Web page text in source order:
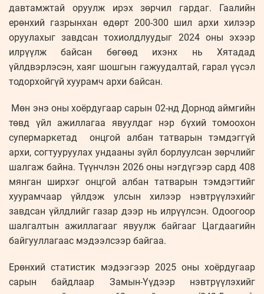
давтамжтай оруулж ирэх зөрчил гардаг. Гаалийн
ерөнхий газрынхан өдөрт 200-300 шил архи хилээр
оруулахыг завдсан тохиолдлуудыг 2024 оны эхээр
илрүүлж байсан бөгөөд ихэнх нь Хятадад
үйлдвэрлэсэн, хаяг шошгын гажуудалтай, гарал үүсэл
тодорхойгүй хуурамч архи байсан.
Мөн энэ оны хоёрдугаар сарын 02-нд Дорнод аймгийн
төвд үйл ажиллагаа явуулдаг нэр бүхий томоохон
супермаркетад онцгой албан татварын тэмдэггүй
архи, согтууруулах ундааны зүйл борлуулсан зөрчлийг
шалгаж байна. Түүнчлэн 2026 оны нэгдүгээр сард 408
мянган ширхэг онцгой албан татварын тэмдэгтийг
хуурамчаар үйлдэж улсын хилээр нэвтрүүлэхийг
завдсан үйлдлийг газар дээр нь илрүүлсэн. Одоогоор
шалгалтын ажиллагааг явуулж байгааг Цагдаагийн
байгууллагаас мэдээлсээр байгаа.
Ерөнхий статистик мэдээгээр 2025 оны хоёрдугаар
сарын байдлаар Замын-Үүдээр нэвтрүүлэхийг